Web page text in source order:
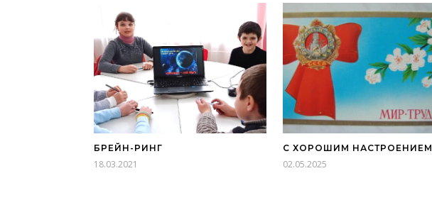
БРЕЙН-РИНГ
18.03.2021
С ХОРОШИМ НАСТРОЕНИЕМ
02.05.2025